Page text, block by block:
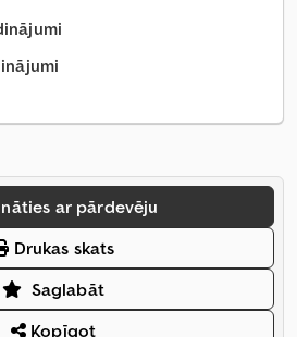
ar pārdevēju
Drukas skats
Saglabāt
Kopīgot